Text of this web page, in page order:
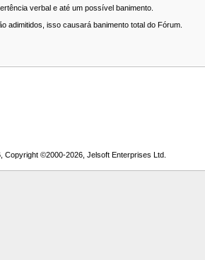
verbal e até um possível banimento.
adimitidos, isso causará banimento total do Fórum.
Copyright ©2000-2026, Jelsoft Enterprises Ltd.